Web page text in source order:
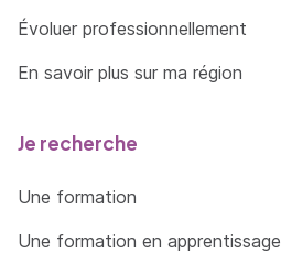
Évoluer professionnellement
En savoir plus sur ma région
Je recherche
Une formation
Une formation en apprentissage